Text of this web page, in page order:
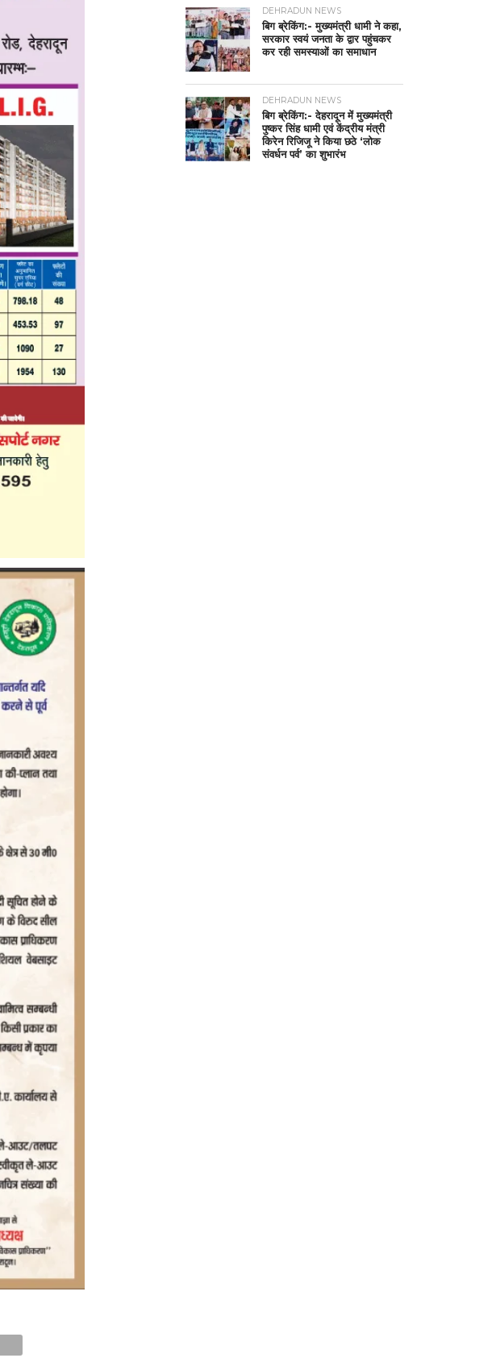
DEHRADUN NEWS
बिग ब्रेकिंग:- मुख्यमंत्री धामी ने कहा,
सरकार स्वयं जनता के द्वार पहुंचकर
कर रही समस्याओं का समाधान
DEHRADUN NEWS
बिग ब्रेकिंग:- देहरादून में मुख्यमंत्री
पुष्कर सिंह धामी एवं केंद्रीय मंत्री
किरेन रिजिजू ने किया छठे ‘लोक
संवर्धन पर्व’ का शुभारंभ